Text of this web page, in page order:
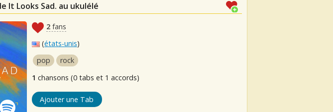
It Looks Sad. au ukulélé
2 fans
(états-unis)
pop
rock
1 chansons (0 tabs et 1 accords)
Ajouter une Tab